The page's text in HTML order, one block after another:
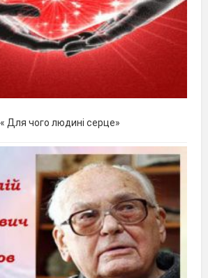
Для чого людині серце»